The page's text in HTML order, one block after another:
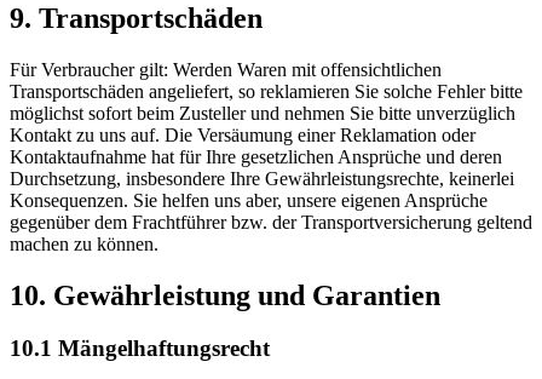
9. Transportschäden
Für Verbraucher gilt: Werden Waren mit offensichtlichen
Transportschäden angeliefert, so reklamieren Sie solche Fehler bitte
möglichst sofort beim Zusteller und nehmen Sie bitte unverzüglich
Kontakt zu uns auf. Die Versäumung einer Reklamation oder
Kontaktaufnahme hat für Ihre gesetzlichen Ansprüche und deren
Durchsetzung, insbesondere Ihre Gewährleistungsrechte, keinerlei
Konsequenzen. Sie helfen uns aber, unsere eigenen Ansprüche
gegenüber dem Frachtführer bzw. der Transportversicherung geltend
machen zu können.
10. Gewährleistung und Garantien
10.1 Mängelhaftungsrecht